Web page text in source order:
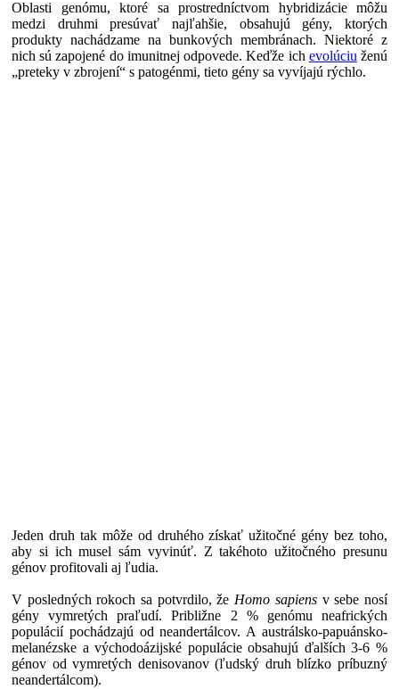
Oblasti genómu, ktoré sa prostredníctvom hybridizácie môžu
medzi druhmi presúvať najľahšie, obsahujú gény, ktorých
produkty nachádzame na bunkových membránach. Niektoré z
nich sú zapojené do imunitnej odpovede. Keďže ich evolúciuženú
„preteky v zbrojení“ s patogénmi, tieto gény sa vyvíjajú rýchlo.
Jeden druh tak môže od druhého získať užitočné gény bez toho,
aby si ich musel sám vyvinúť. Z takéhoto užitočného presunu
génov profitovali aj ľudia.
V posledných rokoch sa potvrdilo, žeHomo sapiensv sebe nosí
gény vymretých praľudí. Približne 2 % genómu neafrických
populácií pochádzajú od neandertálcov. A austrálsko-papuánsko-
melanézske a východoázijské populácie obsahujú ďalších 3-6 %
génov od vymretých denisovanov (ľudský druh blízko príbuzný
neandertálcom).